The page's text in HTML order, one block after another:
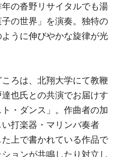
の沓野リサイタルでも湯
の世界」を演奏。独特の
うに伸びやかな旋律が光
ろは、北翔大学にて教鞭
也氏との共演でお届けす
・ダンス」。作曲者の加
打楽器・マリンバ奏者
上で書かれている作品で
ョンが共鳴したり対立し